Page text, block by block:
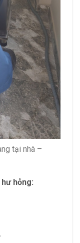
tại nhà –
hỏng: